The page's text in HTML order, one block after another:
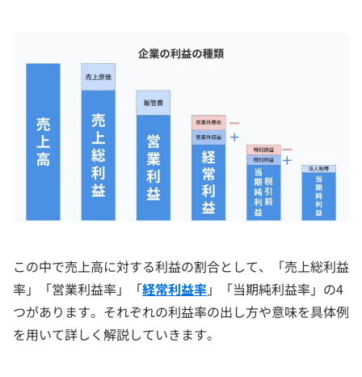
この中で売上高に対する利益の割合として、「売上総利益
率」「営業利益率」「経常利益率」「当期純利益率」の4
つがあります。それぞれの利益率の出し方や意味を具体例
を用いて詳しく解説していきます。